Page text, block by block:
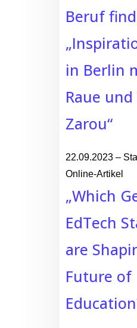
Beruf
in Berlin
Raue
Zarou“
22.09.2023 –
Online-Artikel
„Which
EdTech
are
Future of